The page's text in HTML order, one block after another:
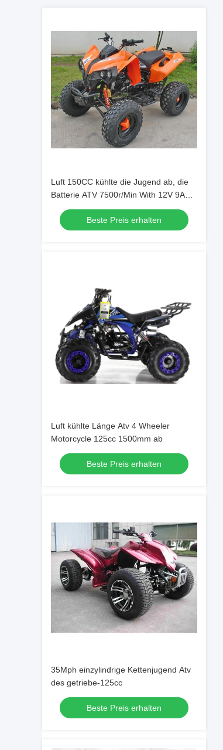
Luft 150CC kühlte die Jugend ab, die
Batterie ATV 7500r/Min With 12V 9AH
Beste Preis erhalten
Luft kühlte Länge Atv 4 Wheeler
Motorcycle 125cc 1500mm ab
Beste Preis erhalten
35Mph einzylindrige Kettenjugend Atv
des getriebe-125cc
Beste Preis erhalten